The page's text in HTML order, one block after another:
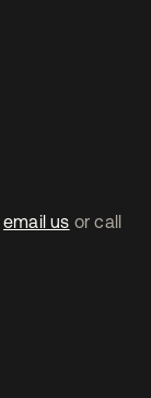
email us or call